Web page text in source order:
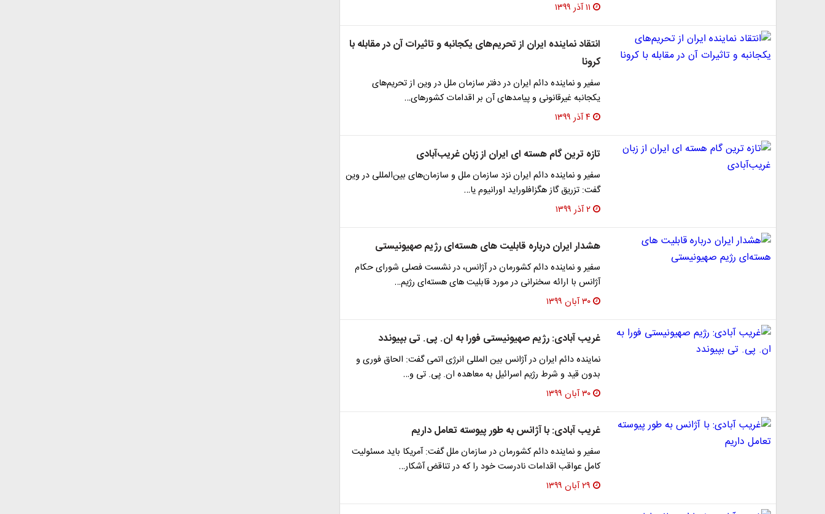
۱۱ آذر ۱۳۹۹
انتقاد نماینده ایران از تحریم‌های یکجانبه و تاثیرات آن در مقابله با
کرونا
سفیر و نماینده دائم ایران در دفتر سازمان ملل در وین از تحریم‌های
یکجانبه غیرقانونی و پیامد‌های آن بر اقدامات کشور‌های…
۴ آذر ۱۳۹۹
تازه ترین گام هسته ای ایران از زبان غریب‌آبادی
سفیر و نماینده دائم ایران نزد سازمان‌ ملل و سازمان‌های بین‌المللی در وین
گفت: تزریق گاز هگزافلوراید اورانیوم یا…
۲ آذر ۱۳۹۹
هشدار ایران درباره قابلیت های هسته‌ای رژیم صهیونیستی
سفیر و نماینده دائم کشورمان در آژانس، در نشست فصلی شورای حکام
آژانس با ارائه سخنرانی در مورد قابلیت های هسته‌ای رژیم…
۳۰ آبان ۱۳۹۹
غریب آبادی: رژیم صهیونیستی فورا به ان. پی. تی بپیوندد
نماینده دائم ایران در آژانس بین المللی انرژی اتمی گفت: الحاق فوری و
بدون قید و شرط رژیم اسرائیل به معاهده ان. پی. تی و…
۳۰ آبان ۱۳۹۹
غریب آبادی: با آژانس به طور پیوسته تعامل داریم
سفیر و نماینده دائم کشورمان در سازمان ملل گفت: آمریکا باید مسئولیت
کامل عواقب اقدامات نادرست خود را که در تناقض آشکار…
۲۹ آبان ۱۳۹۹